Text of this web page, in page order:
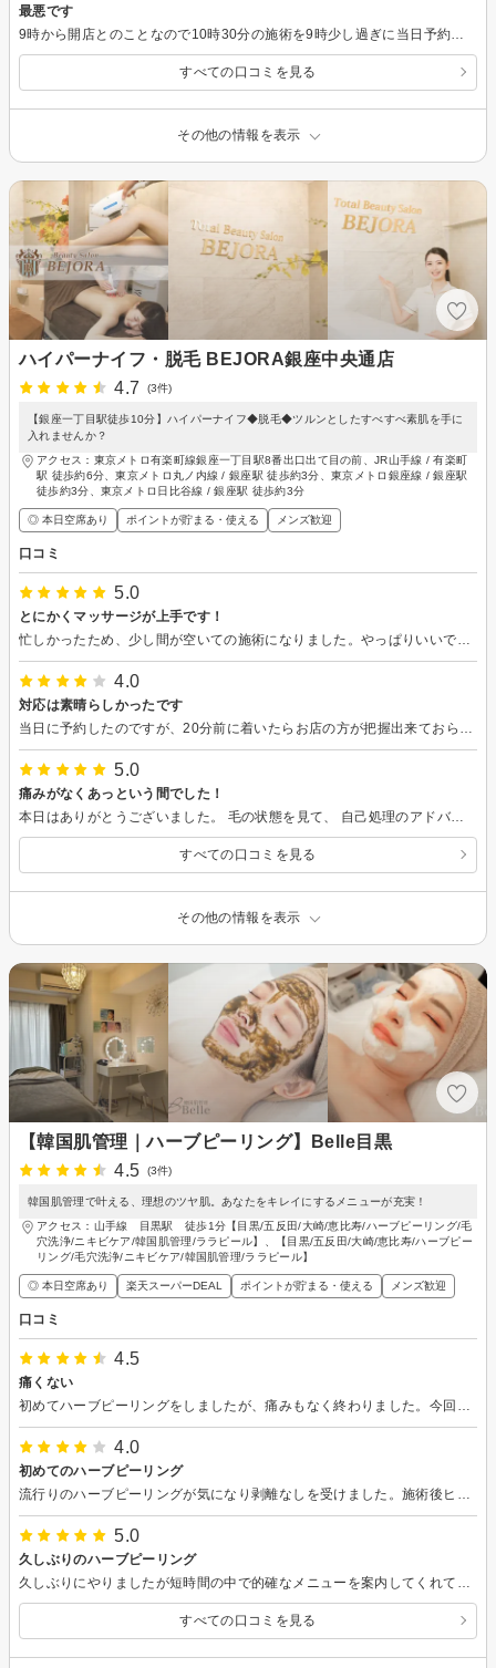
最悪です
すべての口コミを見る
その他の情報を表示
ハイパーナイフ・脱毛 BEJORA銀座中央通店
4.7
(3件)
【銀座一丁目駅徒歩10分】ハイパーナイフ◆脱毛◆ツルンとしたすべすべ素肌を手に
入れませんか？
アクセス：東京メトロ有楽町線銀座一丁目駅8番出口出て目の前、JR山手線 / 有楽町
駅 徒歩約6分、東京メトロ丸ノ内線 / 銀座駅 徒歩約3分、東京メトロ銀座線 / 銀座駅
徒歩約3分、東京メトロ日比谷線 / 銀座駅 徒歩約3分
◎ 本日空席あり ポイントが貯まる・使える メンズ歓迎
口コミ
5.0
とにかくマッサージが上手です！
4.0
対応は素晴らしかったです
5.0
痛みがなくあっという間でした！
本日はありがとうございました。 毛の状態を見て、 自己処理のアドバイスまでしてくださいました！ 寒くないように気遣いもしていただきとても丁寧な施術で 痛みもなく安心して受ける事が出来ました。 夏に向けて今から頑張りたいと思います。 次回も宜しくお願いします
すべての口コミを見る
その他の情報を表示
【韓国肌管理｜ハーブピーリング】Belle目黒
4.5
(3件)
韓国肌管理で叶える、理想のツヤ肌。あなたをキレイにするメニューが充実！
アクセス：山手線 目黒駅 徒歩1分【目黒/五反田/大崎/恵比寿/ハーブピーリング/毛
穴洗浄/ニキビケア/韓国肌管理/ララピール】、【目黒/五反田/大崎/恵比寿/ハーブピー
リング/毛穴洗浄/ニキビケア/韓国肌管理/ララピール】
◎ 本日空席あり 楽天スーパーDEAL ポイントが貯まる・使える メンズ歓迎
口コミ
4.5
痛くない
4.0
初めてのハーブピーリング
5.0
久しぶりのハーブピーリング
すべての口コミを見る